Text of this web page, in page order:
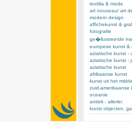
textilia & mode
art nouveau/ art
modern design
affichekunst &
fotografie
ge�llustreerde
europese kunst &
aziatische kunst -
aziatische kunst -
aziatische kunst
afrikaanse kunst
kunst uit het
zuid-amerikaanse
oceanie
antiek - allerlei
kunst objecten,